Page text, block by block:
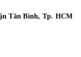
Tân Bình, Tp. HCM